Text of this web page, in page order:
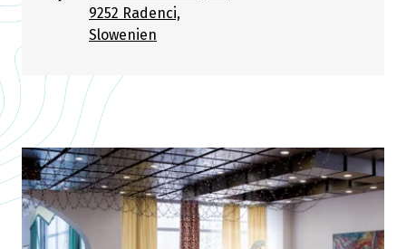
9252 Radenci,
Slowenien